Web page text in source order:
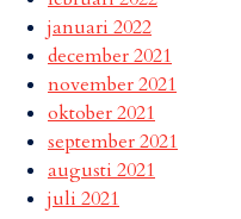
januari 2022
december 2021
november 2021
oktober 2021
september 2021
augusti 2021
juli 2021